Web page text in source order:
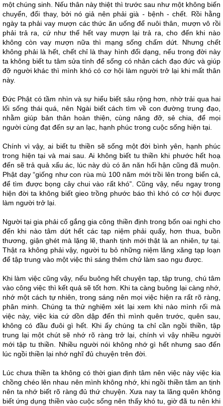
một chúng sinh. Nếu thân này thiệt thì trước sau như một không biến
chuyển, đổi thay, bởi nó giả nên phải già - bệnh - chết. Rồi hằng
ngày ta phải vay mượn các thức ăn uống để nuôi thân, mượn vô rồi
phải trả ra, cứ như thế hết vay mượn lại trả ra, cho đến khi nào
không còn vay mượn nữa thì mạng sống chấm dứt. Nhưng chết
không phải là hết, chết chỉ là thay hình đổi dạng, nếu trong đời này
ta không biết tu tâm sửa tính để sống có nhân cách đạo đức và giúp
đỡ người khác thì mình khó có cơ hội làm người trở lại khi mất thân
này.
Đức Phật có tầm nhìn và sự hiểu biết sâu rộng hơn, nhờ trải qua hai
lối sống thái quá, nên Ngài biết cách tìm về con đường trung đạo,
nhằm giúp bản thân hoàn thiện, cùng nâng đỡ, sẻ chia, để mọi
người cùng đạt đến sự an lạc, hạnh phúc trong cuộc sống hiện tại.
Chính vì vậy, ai biết tu thiền sẽ sống một đời bình yên, hạnh phúc
trong hiện tại và mai sau. Ai không biết tu thiền khi phước hết hoạ
đến sẽ trả quả xấu ác, lúc này dù có ăn năn hối hận cũng đã muộn.
Phật dạy “giống như con rùa mù 100 năm mới trồi lên trong biển cả,
để tìm được bọng cây chui vào rất khó”. Cũng vậy, nếu ngay trong
hiện đời ta không biết gieo trồng phước báo thì khó có cơ hội được
làm người trở lại.
Người tại gia phải cố gắng gia công thiền định trong bốn oai nghi cho
đến khi nào tâm dứt hết các tạp niệm phải quấy, hơn thua, buồn
thương, giận ghét mà lặng lẽ, thanh tịnh mới thật là an nhiên, tự tại.
Thật ra không phải vậy, người tu bỏ những niệm lăng xăng tạp loạn
để tập trung vào một việc thì sáng thêm chứ làm sao ngu được.
Khi làm việc cũng vậy, nếu buông hết chuyện tạp, tập trung, chú tâm
vào công việc thì kết quả sẽ tốt hơn. Khi ta càng buông lại càng nhớ,
nhớ một cách tự nhiên, trong sáng nên mọi việc hiện ra rất rõ ràng,
phân minh. Chúng ta thử nghiệm xét lại xem khi nào mình rối mà
việc này, việc kia cứ dồn dập đến thì mình quên trước, quên sau,
không có đầu đuôi gì hết. Khi ấy chúng ta chỉ cần ngồi thiền, tập
trung lại một chút sẽ nhớ rõ ràng trở lại, chính vì vậy nhiều người
mới tập tu thiền. Nhiều người nói không nhớ gì hết nhưng sao đến
lúc ngồi thiền lại nhớ nghĩ đủ chuyện trên đời.
Lúc chưa thiền ta không có thời gian định tâm nên việc này việc kia
chồng chéo lên nhau nên mình không nhớ, khi ngồi thiền tâm an tịnh
nên ta nhớ biết rõ ràng đủ thứ chuyện. Xưa nay ta lãng quên không
biết ứng dụng thiền vào cuộc sống nên thấy khó tu, giờ đã tu nên khi